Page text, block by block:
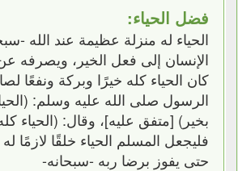
فضل الحياء:
الحياء له منزلة عظيمة عند الله -
الإنسان إلى فعل الخير، ويصرفه
كان الحياء كله خيرًا وبركة ونفعًا
الرسول صلى الله عليه وسلم:
بخير) [متفق عليه]، وقال: (الحياء
فليجعل المسلم الحياء خلقًا لازمًا
حتى يفوز برضا ربه -سبحانه-